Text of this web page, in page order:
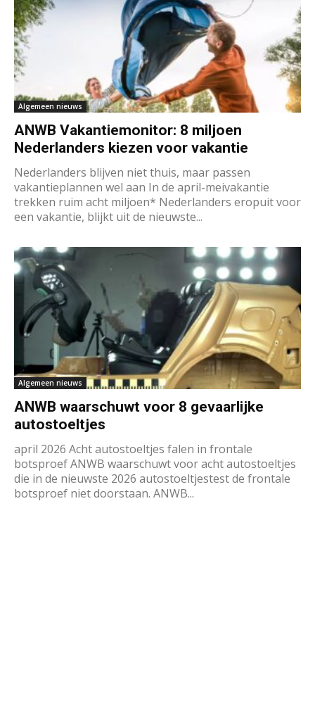
Algemeen nieuws
ANWB Vakantiemonitor: 8 miljoen
Nederlanders kiezen voor vakantie
Nederlanders blijven niet thuis, maar passen
vakantieplannen wel aan In de april-meivakantie
trekken ruim acht miljoen* Nederlanders eropuit voor
een vakantie, blijkt uit de nieuwste...
Algemeen nieuws
ANWB waarschuwt voor 8 gevaarlijke
autostoeltjes
april 2026 Acht autostoeltjes falen in frontale
botsproef ANWB waarschuwt voor acht autostoeltjes
die in de nieuwste 2026 autostoeltjestest de frontale
botsproef niet doorstaan. ANWB...